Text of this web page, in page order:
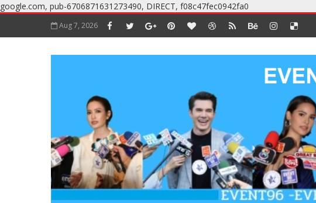
google.com, pub-6706871631273490, DIRECT, f08c47fec0942fa0
Aug 7, 2026